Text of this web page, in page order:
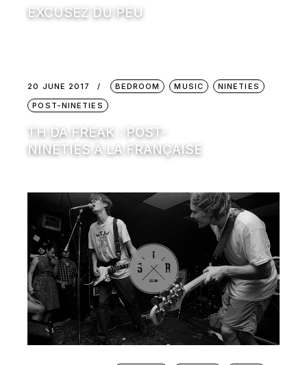
EXCUSEZ DU PEU
20 JUNE 2017 BEDROOM MUSIC
NINETIES
POST-NINETIES
TH DA FREAK : POST-
NINETIES À LA FRANÇAISE